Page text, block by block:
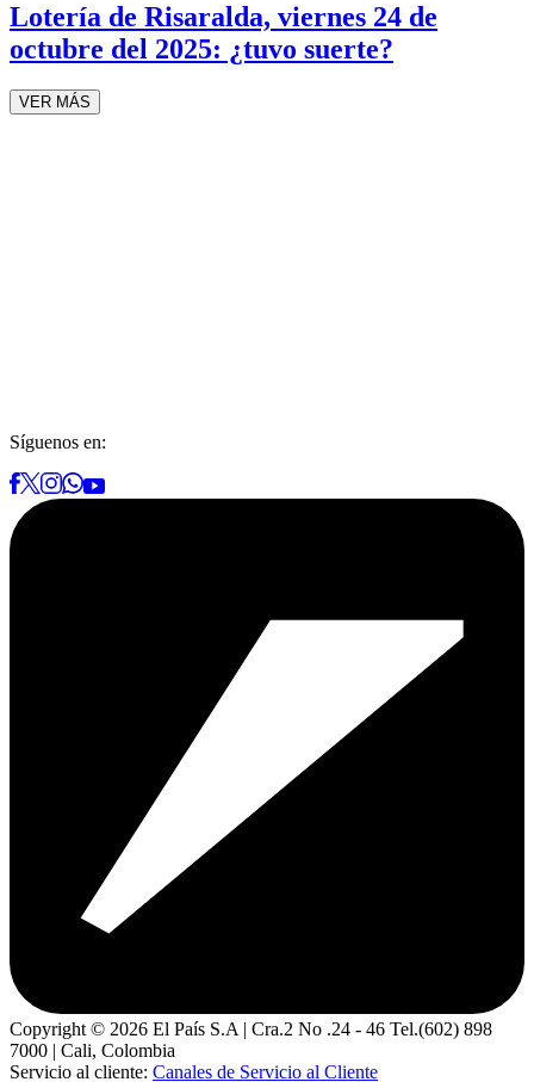
Lotería de Risaralda, viernes 24 de
octubre del 2025: ¿tuvo suerte?
VER MÁS
Síguenos en:
Copyright © 2026 El País S.A | Cra.2 No .24 - 46 Tel.(602) 898
7000 | Cali, Colombia
Servicio al cliente: Canales de Servicio al Cliente